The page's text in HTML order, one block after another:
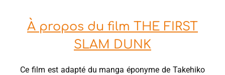
À propos du film THE FIRST
SLAM DUNK
Ce film est adapté du manga éponyme de Takehiko